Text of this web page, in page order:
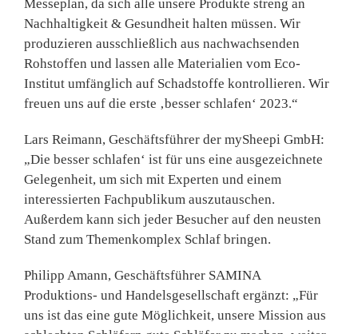
Messeplan, da sich alle unsere Produkte streng an
Nachhaltigkeit & Gesundheit halten müssen. Wir
produzieren ausschließlich aus nachwachsenden
Rohstoffen und lassen alle Materialien vom Eco-
Institut umfänglich auf Schadstoffe kontrollieren. Wir
freuen uns auf die erste ‚besser schlafen‘ 2023.“
Lars Reimann, Geschäftsführer der mySheepi GmbH:
„Die besser schlafen‘ ist für uns eine ausgezeichnete
Gelegenheit, um sich mit Experten und einem
interessierten Fachpublikum auszutauschen.
Außerdem kann sich jeder Besucher auf den neusten
Stand zum Themenkomplex Schlaf bringen.
Philipp Amann, Geschäftsführer SAMINA
Produktions- und Handelsgesellschaft ergänzt: „Für
uns ist das eine gute Möglichkeit, unsere Mission aus